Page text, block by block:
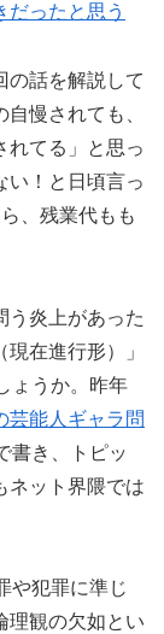
だったと思う
の話を解説して
慢されても、
れてる」と思っ
い！と日頃言っ
、残業代もも
う炎上があった
在進行形）」
ょうか。昨年
芸能人ギャラ問
書き、トピッ
ネット界隈では
や犯罪に準じ
理観の欠如とい